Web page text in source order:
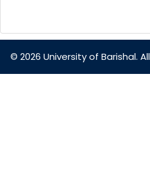
© 2026 University of Barishal.